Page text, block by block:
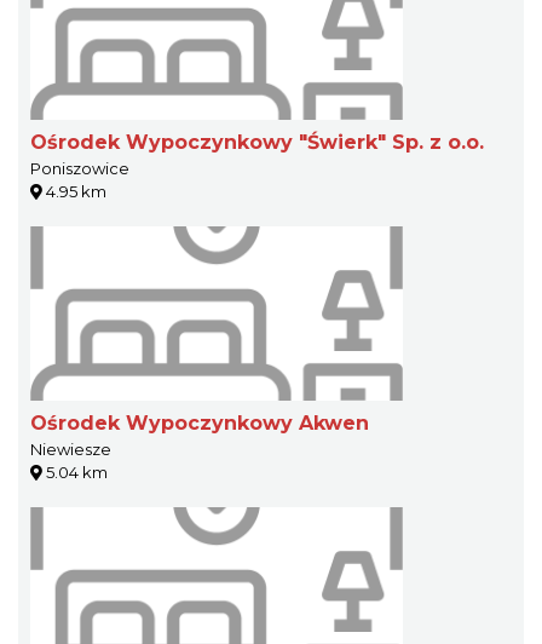
Ośrodek Wypoczynkowy "Świerk" Sp. z o.o.
Poniszowice
4.95 km
Ośrodek Wypoczynkowy Akwen
Niewiesze
5.04 km